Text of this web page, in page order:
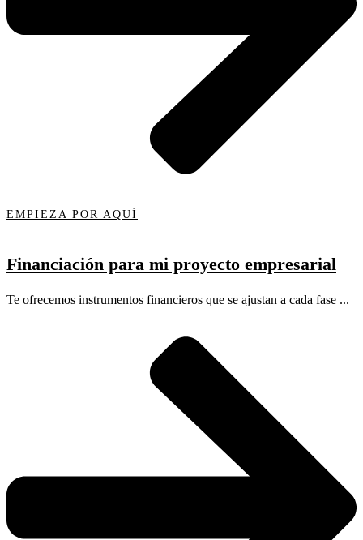
EMPIEZA POR AQUÍ
Financiación para mi proyecto empresarial
Te ofrecemos instrumentos financieros que se ajustan a cada fase ...